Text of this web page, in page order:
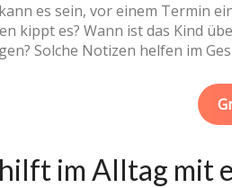
es sein, vor einem Termin
kippt es? Wann ist das Kind
Solche Notizen helfen im
im Alltag mit